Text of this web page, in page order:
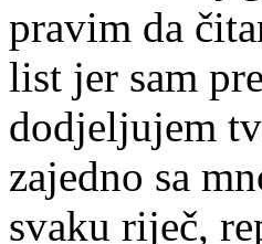
pravim da
list jer sam
dodjeljujem
zajedno sa
svaku riječ,